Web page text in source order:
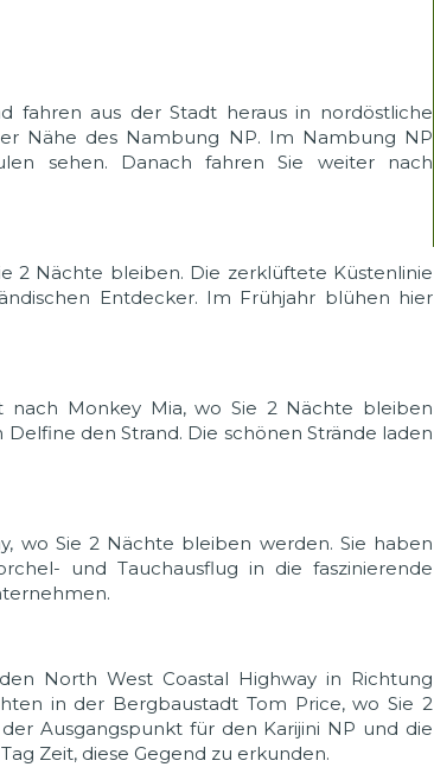
fahren aus der Stadt heraus in nordöstliche
Nähe des Nambung NP. Im Nambung NP
sehen. Danach fahren Sie weiter nach
2 Nächte bleiben. Die zerklüftete Küstenlinie
Entdecker. Im Frühjahr blühen hier
nach Monkey Mia, wo Sie 2 Nächte bleiben
den Strand. Die schönen Strände laden
wo Sie 2 Nächte bleiben werden. Sie haben
und Tauchausflug in die faszinierende
North West Coastal Highway in Richtung
in der Bergbaustadt Tom Price, wo Sie 2
Ausgangspunkt für den Karijini NP und die
Zeit, diese Gegend zu erkunden.